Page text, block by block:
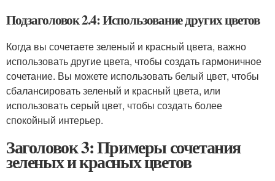
Подзаголовок 2.4: Использование других цветов
Когда вы сочетаете зеленый и красный цвета, важно
использовать другие цвета, чтобы создать гармоничное
сочетание. Вы можете использовать белый цвет, чтобы
сбалансировать зеленый и красный цвета, или
использовать серый цвет, чтобы создать более
спокойный интерьер.
Заголовок 3: Примеры сочетания
зеленых и красных цветов